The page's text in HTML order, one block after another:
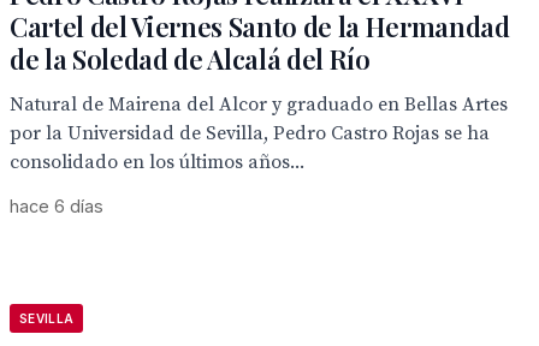
Cartel del Viernes Santo de la Hermandad
de la Soledad de Alcalá del Río
Natural de Mairena del Alcor y graduado en Bellas Artes
por la Universidad de Sevilla, Pedro Castro Rojas se ha
consolidado en los últimos años...
hace 6 días
SEVILLA